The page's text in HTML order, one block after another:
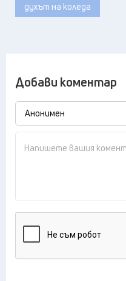
духът на коледа
Добави коментар